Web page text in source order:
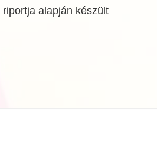
riportja alapján készült